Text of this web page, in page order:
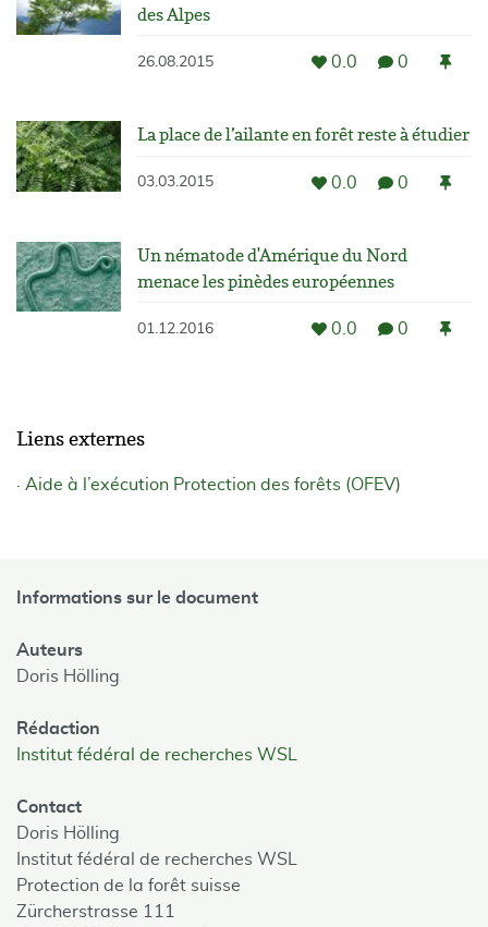
des Alpes
26.08.2015 0.0 0
La place de l’ailante en forêt reste à étudier
03.03.2015 0.0 0
Un nématode d'Amérique du Nord
menace les pinèdes européennes
01.12.2016 0.0 0
Liens externes
Aide à l’exécution Protection des forêts (OFEV)
Informations sur le document
Auteurs
Doris Hölling
Rédaction
Institut fédéral de recherches WSL
Contact
Doris Hölling
Institut fédéral de recherches WSL
Protection de la forêt suisse
Zürcherstrasse 111